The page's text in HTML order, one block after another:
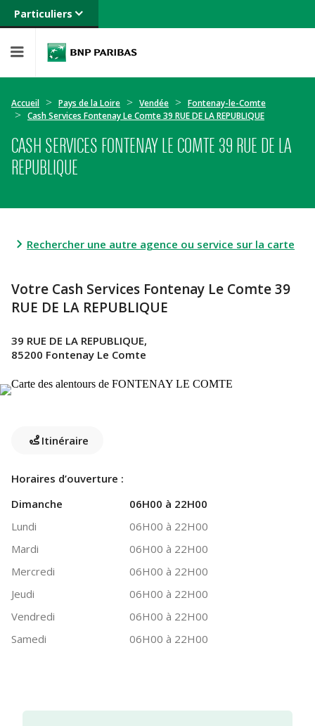
Particuliers
Banque privée
Entreprises
Accueil Pays de la Loire Vendée
Fontenay-le-Comte
Cash Services Fontenay Le Comte 39 RUE DE LA REPUBLIQUE
CASH SERVICES FONTENAY LE COMTE 39 RUE DE LA
REPUBLIQUE
Rechercher une autre agence ou service sur la carte
Votre Cash Services Fontenay Le Comte 39
RUE DE LA REPUBLIQUE
39 RUE DE LA REPUBLIQUE,
85200 Fontenay Le Comte
Itinéraire
Horaires d’ouverture :
Dimanche
06H00 à 22H00
Lundi
06H00 à 22H00
Mardi
06H00 à 22H00
Mercredi
06H00 à 22H00
Jeudi
06H00 à 22H00
Vendredi
06H00 à 22H00
Samedi
06H00 à 22H00